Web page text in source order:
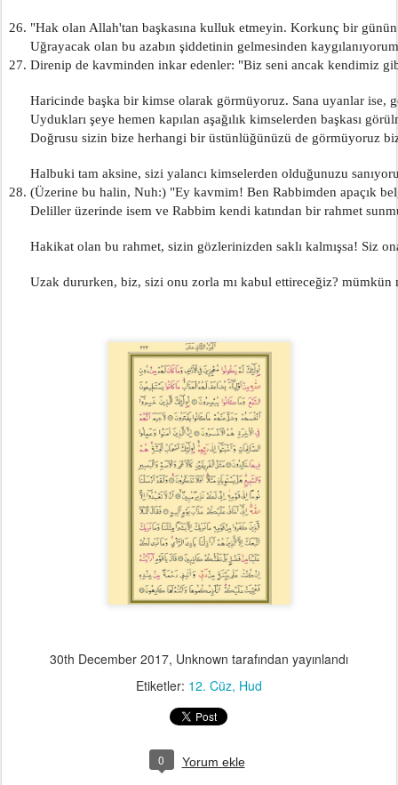
26. "Hak olan Allah'tan başkasına kulluk etmeyin. Korkunç bir günün
Uğrayacak olan bu azabın şiddetinin gelmesinden
27. Direnip de kavminden inkar edenler: "Biz seni ancak kendimiz
Haricinde başka bir kimse olarak görmüyoruz. Sana uyanlar ise,
Uydukları şeye hemen kapılan aşağılık kimselerden başkası
Doğrusu sizin bize herhangi bir üstünlüğünüzü de görmüyoruz
Halbuki tam aksine, sizi yalancı kimselerden olduğunuzu
28. (Üzerine bu halin, Nuh:) "Ey kavmim! Ben Rabbimden apaçık
Deliller üzerinde isem ve Rabbim kendi katından bir rahmet
Hakikat olan bu rahmet, sizin gözlerinizden saklı kalmışsa! Siz
Uzak dururken, biz, sizi onu zorla mı kabul ettireceğiz? mümkün
30th December 2017, Unknown tarafından yayınlandı
Etiketler: 12. Cüz Hud
0 Yorum ekle